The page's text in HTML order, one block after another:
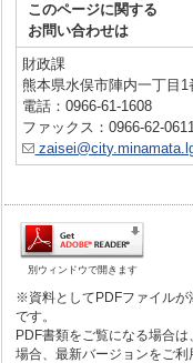
このページに関する
お問い合わせは
財政課
熊本県水俣市陣内一丁目1
電話：0966-61-1608
ファックス：0966-62-
別ウィンドウで開きます
※資料としてPDFファイルが
です。
PDF書類をご覧になる場合
場合、最新バージョンをご利